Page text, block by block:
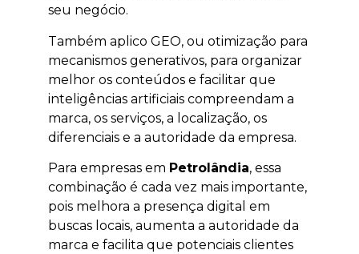
seu negócio.
Também aplico GEO, ou otimização para
mecanismos generativos, para organizar
melhor os conteúdos e facilitar que
inteligências artificiais compreendam a
marca, os serviços, a localização, os
diferenciais e a autoridade da empresa.
Para empresas em Petrolândia, essa
combinação é cada vez mais importante,
pois melhora a presença digital em
buscas locais, aumenta a autoridade da
marca e facilita que potenciais clientes